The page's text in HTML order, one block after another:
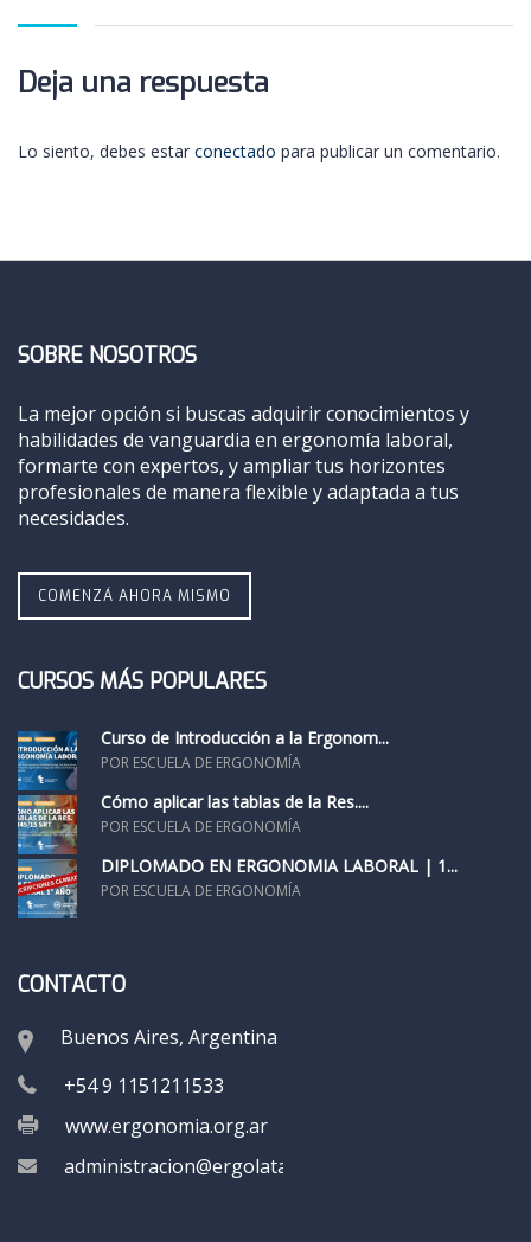
Deja una respuesta
Lo siento, debes estar conectado para publicar un comentario.
SOBRE NOSOTROS
La mejor opción si buscas adquirir conocimientos y
habilidades de vanguardia en ergonomía laboral,
formarte con expertos, y ampliar tus horizontes
profesionales de manera flexible y adaptada a tus
necesidades.
COMENZÁ AHORA MISMO
CURSOS MÁS POPULARES
Curso de Introducción a la Ergonom...
POR ESCUELA DE ERGONOMÍA
Cómo aplicar las tablas de la Res....
POR ESCUELA DE ERGONOMÍA
DIPLOMADO EN ERGONOMÍA LABORAL | 1...
POR ESCUELA DE ERGONOMÍA
CONTACTO
Buenos Aires, Argentina
+54 9 1151211533
www.ergonomia.org.ar
administracion@ergolatam.org